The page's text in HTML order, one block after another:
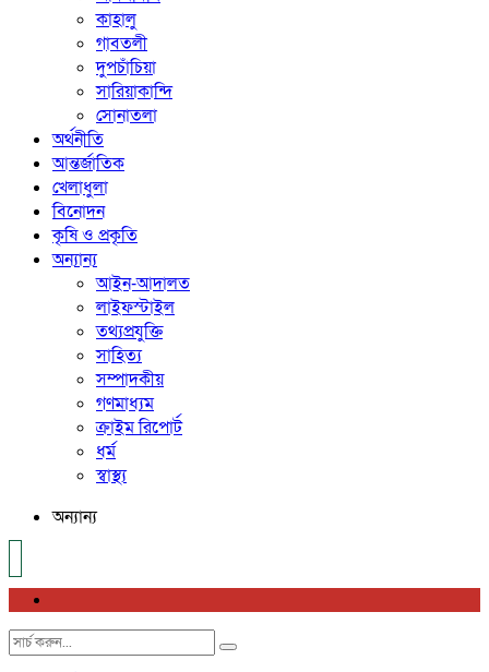
কাহালু
গাবতলী
দুপচাঁচিয়া
সারিয়াকান্দি
সোনাতলা
অর্থনীতি
আন্তর্জাতিক
খেলাধুলা
বিনোদন
কৃষি ও প্রকৃতি
অন্যান্য
আইন-আদালত
লাইফস্টাইল
তথ্যপ্রযুক্তি
সাহিত্য
সম্পাদকীয়
গণমাধ্যম
ক্রাইম রিপোর্ট
ধর্ম
স্বাস্থ্য
অন্যান্য